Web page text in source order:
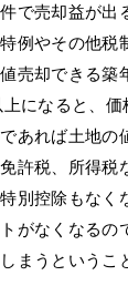
で売却益が出
例やその他税
売却できる築
になると、価
あれば土地の
許税、所得税
別控除もなく
がなくなるの
まうというこ